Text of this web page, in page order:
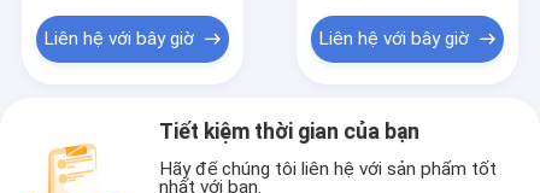
Liên hệ với bây giờ Liên hệ với bây giờ
Tiết kiệm thời gian của bạn
Hãy để chúng tôi liên hệ với sản phẩm tốt
nhất với bạn.